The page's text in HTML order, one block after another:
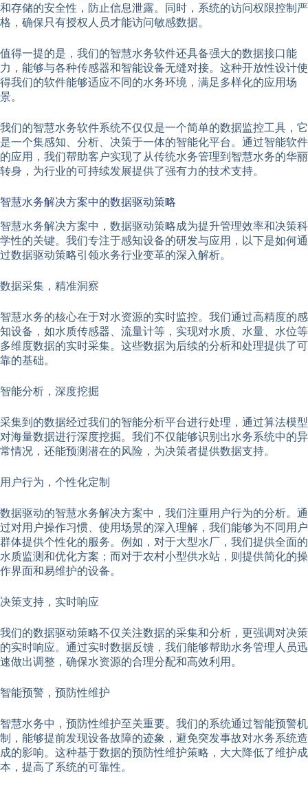
和存储的安全性，防止信息泄露。同时，系统的访问权限控制严
格，确保只有授权人员才能访问敏感数据。
值得一提的是，我们的智慧水务软件还具备强大的数据接口能
力，能够与各种传感器和智能设备无缝对接。这种开放性设计使
得我们的软件能够适应不同的水务环境，满足多样化的应用场
景。
我们的智慧水务软件系统不仅仅是一个简单的数据监控工具，它
是一个集感知、分析、决策于一体的智能化平台。通过智能软件
的应用，我们帮助客户实现了从传统水务管理到智慧水务的华丽
转身，为行业的可持续发展提供了强有力的技术支持。
智慧水务解决方案中的数据驱动策略
智慧水务解决方案中，数据驱动策略成为提升管理效率和决策科
学性的关键。我们专注于感知设备的研发与应用，以下是如何通
过数据驱动策略引领水务行业变革的深入解析。
数据采集，精准洞察
智慧水务的核心在于对水资源的实时监控。我们通过高精度的感
知设备，如水质传感器、流量计等，实现对水质、水量、水位等
多维度数据的实时采集。这些数据为后续的分析和处理提供了可
靠的基础。
智能分析，深度挖掘
采集到的数据经过我们的智能分析平台进行处理，通过算法模型
对海量数据进行深度挖掘。我们不仅能够识别出水务系统中的异
常情况，还能预测潜在的风险，为决策者提供数据支持。
用户行为，个性化定制
数据驱动的智慧水务解决方案中，我们注重用户行为的分析。通
过对用户操作习惯、使用场景的深入理解，我们能够为不同用户
群体提供个性化的服务。例如，对于大型水厂，我们提供全面的
水质监测和优化方案；而对于农村小型供水站，则提供简化的操
作界面和易维护的设备。
决策支持，实时响应
我们的数据驱动策略不仅关注数据的采集和分析，更强调对决策
的实时响应。通过实时数据反馈，我们能够帮助水务管理人员迅
速做出调整，确保水资源的合理分配和高效利用。
智能预警，预防性维护
智慧水务中，预防性维护至关重要。我们的系统通过智能预警机
制，能够提前发现设备故障的迹象，避免突发事故对水务系统造
成的影响。这种基于数据的预防性维护策略，大大降低了维护成
本，提高了系统的可靠性。